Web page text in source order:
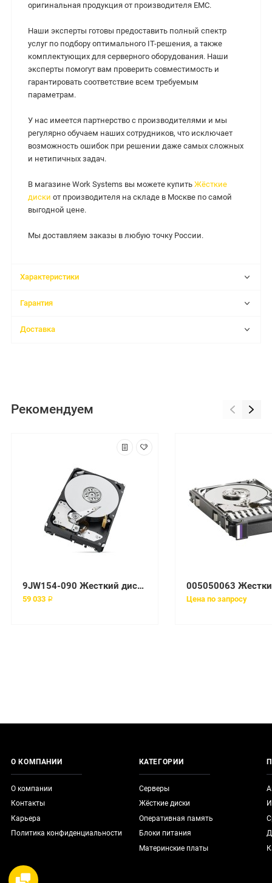
оригинальная продукция от производителя EMC.
Наши эксперты готовы предоставить полный спектр
услуг по подбору оптимального IT-решения, а также
комплектующих для серверного оборудования. Наши
эксперты помогут вам проверить совместимость и
гарантировать соответствие всем требуемым
параметрам.
У нас имеется партнерство с производителями и мы
регулярно обучаем наших сотрудников, что исключает
возможность ошибок при решении даже самых сложных
и нетипичных задач.
В магазине Work Systems вы можете купить Жёсткие
диски от производителя на складе в Москве по самой
выгодной цене.
Мы доставляем заказы в любую точку России.
Характеристики
Гарантия
Доставка
Рекомендуем
9JW154-090 Жесткий диск EMC 7200 об/мин SAS
59 033 ₽ Цена по запросу
О КОМПАНИИ
О компании
Контакты
Карьера
Политика конфиденциальности
КАТЕГОРИИ
Серверы
Жёсткие диски
Оперативная память
Блоки питания
Материнские платы